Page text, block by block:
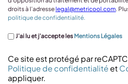
droits à l’adresse legal@metricool.com.
politique de confidentialité.
J’ai lu et j’accepte les Mentions Légales
Ce site est protégé par
Politique de confidentialitéet
appliquer.